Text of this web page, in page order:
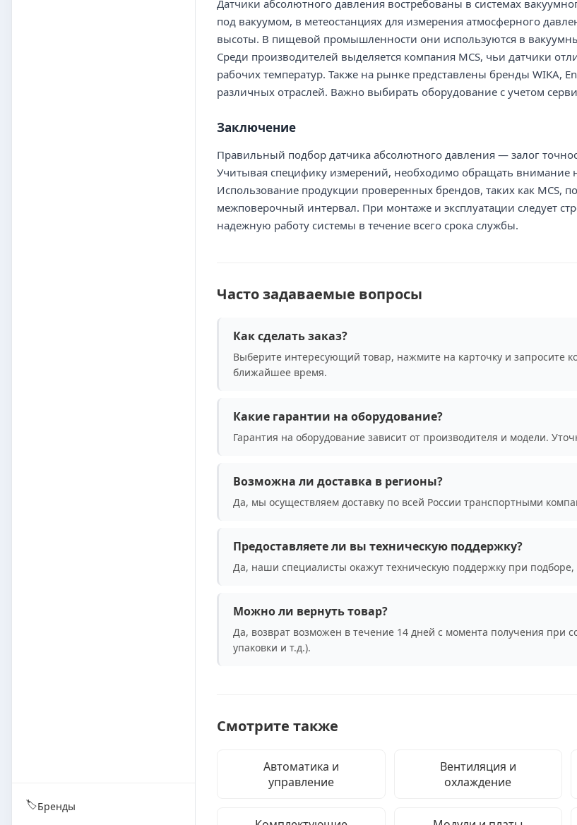
🏷️Бренды
Датчики абсолютного давления востребованы в системах
под вакуумом, в метеостанциях для измерения атмосферного
высоты. В пищевой промышленности они используются в
Среди производителей выделяется компания MCS, чьи датчики
рабочих температур. Также на рынке представлены бренды WIKA,
различных отраслей. Важно выбирать оборудование с учетом
Заключение
Правильный подбор датчика абсолютного давления — залог
Учитывая специфику измерений, необходимо обращать внимание
Использование продукции проверенных брендов, таких как MCS,
межповерочный интервал. При монтаже и эксплуатации следует
надежную работу системы в течение всего срока службы.
Часто задаваемые вопросы
Как сделать заказ?
Выберите интересующий товар, нажмите на карточку и
ближайшее время.
Какие гарантии на оборудование?
Гарантия на оборудование зависит от производителя и модели.
Возможна ли доставка в регионы?
Да, мы осуществляем доставку по всей России транспортными
Предоставляете ли вы техническую поддержку?
Да, наши специалисты окажут техническую поддержку при подборе,
Можно ли вернуть товар?
Да, возврат возможен в течение 14 дней с момента получения при
упаковки и т.д.).
Смотрите также
Автоматика и
управление
Вентиляция и
охлаждение